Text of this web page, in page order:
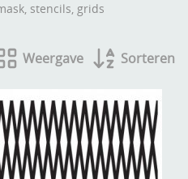
stencils, grids
Weergave Sorteren